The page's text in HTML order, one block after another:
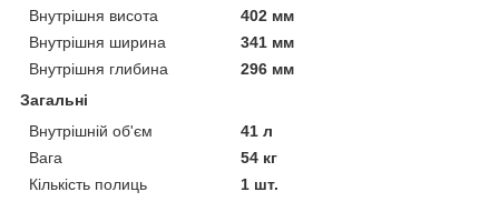
Внутрішня висота
402 мм
Внутрішня ширина
341 мм
Внутрішня глибина
296 мм
Загальні
Внутрішній об'єм
41 л
Вага
54 кг
Кількість полиць
1 шт.